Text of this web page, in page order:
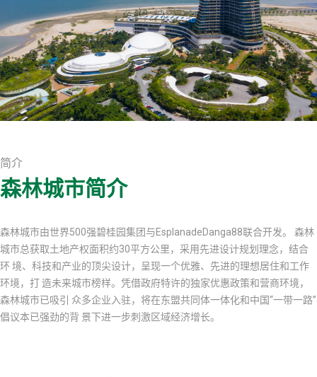
简介
森林城市简介
森林城市由世界500强碧桂园集团与EsplanadeDanga88联合开发。 森林
城市总获取土地产权面积约30平方公里，采用先进设计规划理念，结合
环 境、科技和产业的顶尖设计，呈现一个优雅、先进的理想居住和工作
环境，打 造未来城市榜样。凭借政府特许的独家优惠政策和营商环境，
森林城市已吸引 众多企业入驻，将在东盟共同体一体化和中国“一带一路”
倡议本已强劲的背 景下进一步刺激区域经济增长。